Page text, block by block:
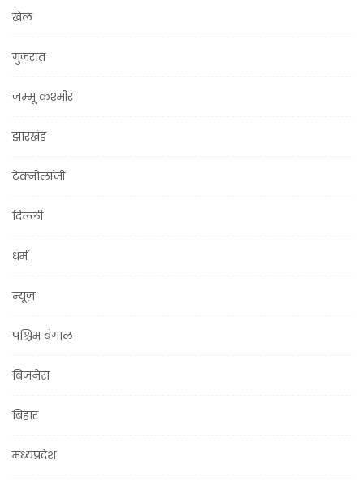
खेल
गुजरात
जम्मू कश्मीर
झारखंड
टेक्नोलॉजी
दिल्ली
धर्म
न्यूज़
पश्चिम बंगाल
बिज़नेस
बिहार
मध्यप्रदेश